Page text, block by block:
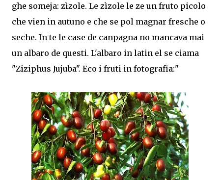
ghe someja: zìzole. Le zìzole le ze un fruto picolo
che vien in autuno e che se pol magnar fresche o
seche. In te le case de canpagna no mancava mai
un albaro de questi. L'albaro in latin el se ciama
"Ziziphus Jujuba". Eco i fruti in fotografia:"